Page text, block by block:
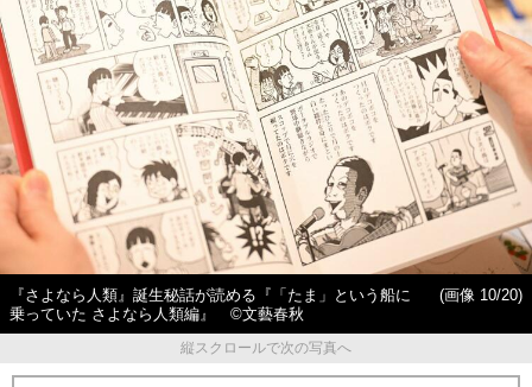
『さよなら人類』誕生秘話が読める『「たま」という船に
乗っていた さよなら人類編』 ©︎文藝春秋
(画像 10/20)
縦スクロールで次の写真へ